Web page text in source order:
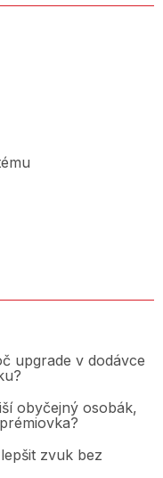
upgrade v dodávce
obyčejný osobák,
zvuk bez